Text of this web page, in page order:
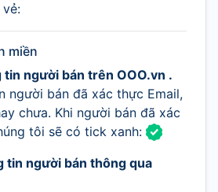
vẻ:
miền
tin người bán trên OOO.vn .
người bán đã xác thực Email,
chưa. Khi người bán đã xác
tôi sẽ có tick xanh:
tin người bán thông qua